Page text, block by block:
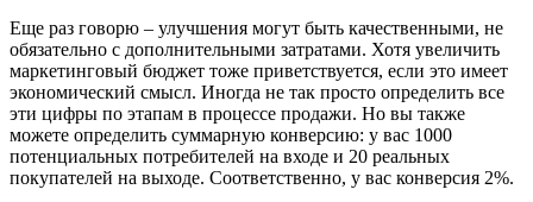
Еще раз говорю – улучшения могут быть качественными, не
обязательно с дополнительными затратами. Хотя увеличить
маркетинговый бюджет тоже приветствуется, если это имеет
экономический смысл. Иногда не так просто определить все
эти цифры по этапам в процессе продажи. Но вы также
можете определить суммарную конверсию: у вас 1000
потенциальных потребителей на входе и 20 реальных
покупателей на выходе. Соответственно, у вас конверсия 2%.